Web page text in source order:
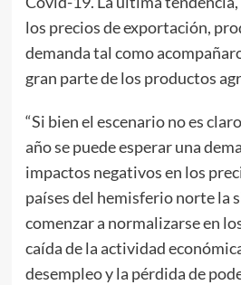
los precios de exportación,
demanda tal como
gran parte de los productos
“Si bien el escenario no es
año se puede esperar una
impactos negativos en los
países del hemisferio norte la
comenzar a normalizarse en
caída de la actividad
desempleo y la pérdida de